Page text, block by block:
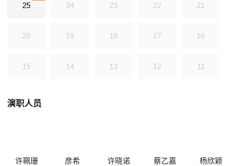
25 24 23 22 21
20 19 18 17 16
15 14 13 12 11
演职人员
许珮珊 彦希 许晓诺 蔡乙嘉 杨欣颖